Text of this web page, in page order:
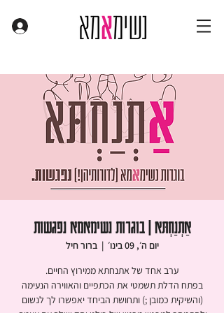
אַתְנַחְתּא | בוגרות נשימאמא נפגשות
יום ה׳, 09 בינו׳
  |
ברור חיל
בפתח הדלת תשמטי את הכתפיים והאווירה הנעימה
(והשיקית כמובן ;) ותחושת הביחד יאפשרו לך לנשום